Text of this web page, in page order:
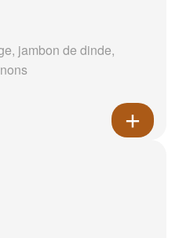
jambon de dinde,